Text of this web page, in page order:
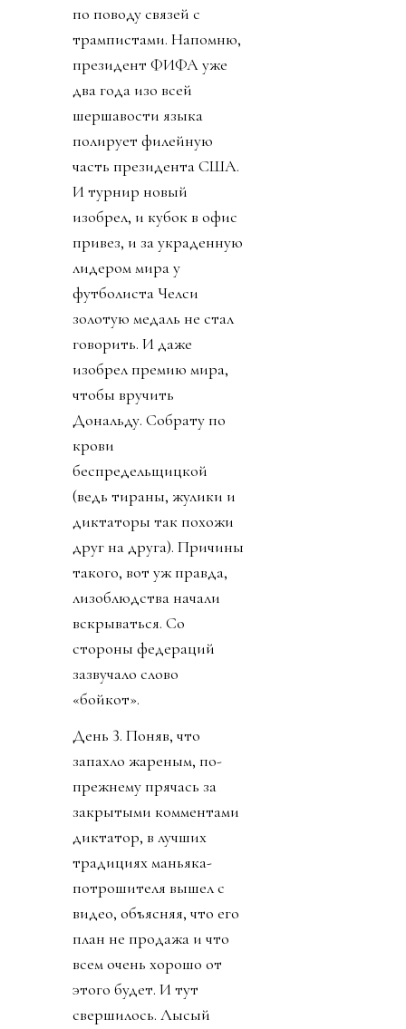
по поводу связей с
трампистами. Напомню,
президент ФИФА уже
два года изо всей
шершавости языка
полирует филейную
часть президента США.
И турнир новый
изобрел, и кубок в офис
привез, и за украденную
лидером мира у
футболиста Челси
золотую медаль не стал
говорить. И даже
изобрел премию мира,
чтобы вручить
Дональду. Собрату по
крови
беспредельщицкой
(ведь тираны, жулики и
диктаторы так похожи
друг на друга). Причины
такого, вот уж правда,
лизоблюдства начали
вскрываться. Со
стороны федераций
зазвучало слово
«бойкот».
День 3. Поняв, что
запахло жареным, по-
прежнему прячась за
закрытыми комментами
диктатор, в лучших
традициях маньяка-
потрошителя вышел с
видео, объясняя, что его
план не продажа и что
всем очень хорошо от
этого будет. И тут
свершилось. Лысый